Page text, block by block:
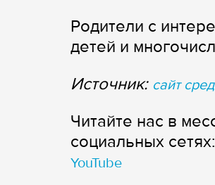
Родители с
детей и
Источник: сайт
Читайте нас в
cоциальных сетях:
YouTube